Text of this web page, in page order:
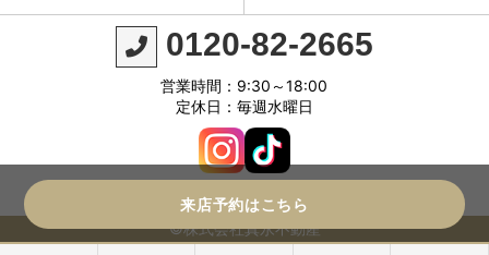
0120-82-2665
営業時間：9:30～18:00
定休日：毎週水曜日
©株式会社真永不動産
来店予約はこちら